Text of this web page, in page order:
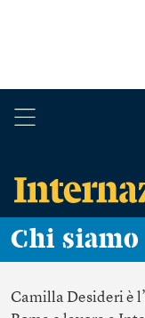
Chi siamo
Camilla Desideriè